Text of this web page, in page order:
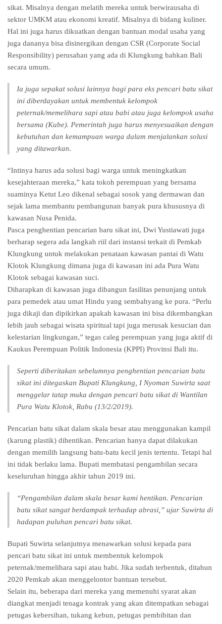
sikat. Misalnya dengan melatih mereka untuk berwirausaha di
sektor UMKM atau ekonomi kreatif. Misalnya di bidang kuliner.
Hal ini juga harus dikuatkan dengan bantuan modal usaha yang
juga dananya bisa disinergikan dengan CSR (Corporate Social
Responsibility) perusahan yang ada di Klungkung bahkan Bali
secara umum.
Ia juga sepakat solusi lainnya bagi para eks pencari batu sikat
ini diberdayakan untuk membentuk kelompok
peternak/memelihara sapi atau babi atau juga kelompok usaha
bersama (Kube). Pemerintah juga harus menyesuaikan dengan
kebutuhan dan kemampuan warga dalam menjalankan solusi
yang ditawarkan.
“Intinya harus ada solusi bagi warga untuk meningkatkan
kesejahteraan mereka,” kata tokoh perempuan yang bersama
suaminya Ketut Leo dikenal sebagai sosok yang dermawan dan
sejak lama membantu pembangunan banyak pura khususnya di
kawasan Nusa Penida.
Pasca penghentian pencarian baru sikat ini, Dwi Yustiawati juga
berharap segera ada langkah riil dari instansi terkait di Pemkab
Klungkung untuk melakukan penataan kawasan pantai di Watu
Klotok Klungkung dimana juga di kawasan ini ada Pura Watu
Klotok sebagai kawasan suci.
Diharapkan di kawasan juga dibangun fasilitas penunjang untuk
para pemedek atau umat Hindu yang sembahyang ke pura. “Perlu
juga dikaji dan dipikirkan apakah kawasan ini bisa dikembangkan
lebih jauh sebagai wisata spiritual tapi juga merusak kesucian dan
kelestarian lingkungan,” tegas caleg perempuan yang juga aktif di
Kaukus Perempuan Politik Indonesia (KPPI) Provinsi Bali itu.
Seperti diberitakan sebelumnya penghentian pencarian batu
sikat ini ditegaskan Bupati Klungkung, I Nyoman Suwirta saat
menggelar tatap muka dengan pencari batu sikat di Wantilan
Pura Watu Klotok, Rabu (13/2/2019).
Pencarian batu sikat dalam skala besar atau menggunakan kampil
(karung plastik) dihentikan. Pencarian hanya dapat dilakukan
dengan memilih langsung batu-batu kecil jenis tertentu. Tetapi hal
ini tidak berlaku lama. Bupati membatasi pengambilan secara
keseluruhan hingga akhir tahun 2019 ini.
“Pengambilan dalam skala besar kami hentikan. Pencarian
batu sikat sangat berdampak terhadap abrasi,” ujar Suwirta di
hadapan puluhan pencari batu sikat.
Bupati Suwirta selanjutnya menawarkan solusi kepada para
pencari batu sikat ini untuk membentuk kelompok
peternak/memelihara sapi atau babi. Jika sudah terbentuk, ditahun
2020 Pemkab akan menggelontor bantuan tersebut.
Selain itu, beberapa dari mereka yang memenuhi syarat akan
diangkat menjadi tenaga kontrak yang akan ditempatkan sebagai
petugas kebersihan, tukang kebun, petugas pembibitan dan